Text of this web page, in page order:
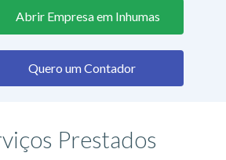
Abrir Empresa em Inhumas
Quero um Contador
Prestados